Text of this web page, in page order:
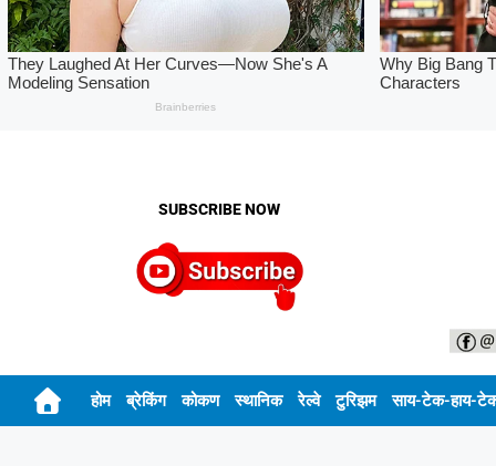
SUBSCRIBE NOW
होम ब्रेकिंग कोकण स्थानिक रेल्वे टुरिझम साय-टेक-हाय-